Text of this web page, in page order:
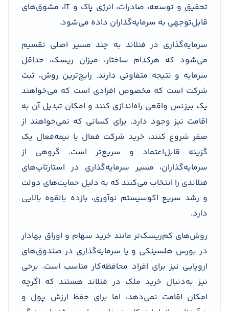
تحقیق و توسعه، صادرات، انرژی پاک و IT، مشوق‌های
قابل‌توجهی به سرمایه‌گذاران داده می‌شود.
سرمایه‌گذاری در فنلاند به چند مسیر اصلی تقسیم
می‌شود که هرکدام ساختار، میزان ریسک، حداقل
سرمایه و نتیجه متفاوتی دارند. رایج‌ترین روش، ثبت
شرکت است که مخصوص افرادی است که می‌خواهند
یک بیزنس واقعی راه‌اندازی کنند و امکان تبدیل آن به
اقامت نیز وجود دارد. برای کسانی که نمی‌خواهند از
صفر شروع کنند، خرید شرکت فعال یا نیمه‌فعال یک
گزینه قابل‌اعتماد و سریع‌تر است. گروهی از
سرمایه‌گذاران، مسیر سرمایه‌گذاری در استارتاپ‌های
فنلاندی را انتخاب می‌کنند که به دلیل حمایت‌های دولت
و رشد سریع اکوسیستم نوآوری، بازده بالقوه بالایی
دارد.
روش‌های کم‌ریسک‌تر مانند خرید سهام و اوراق بهادار
در بورس هلسینکی و یا سرمایه‌گذاری در صندوق‌های
اروپایی نیز برای افراد محافظه‌کار مناسب است. برخی
نیز به‌دنبال خرید ملک در فنلاند هستند که اگرچه
امکان اقامت نمی‌دهد، اما برای حفظ ارزش پول و